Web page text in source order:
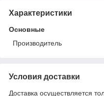
Характеристики
Основные
Производитель
Условия доставки
Доставка осуществляется